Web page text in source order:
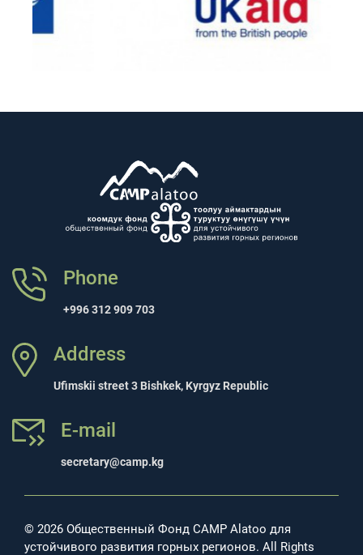
Phone
+996 312 909 703
Address
Ufimskii street 3 Bishkek, Kyrgyz Republic
E-mail
secretary@camp.kg
© 2026 Общественный Фонд CAMP Alatoo для
устойчивого развития горных регионов. All Rights